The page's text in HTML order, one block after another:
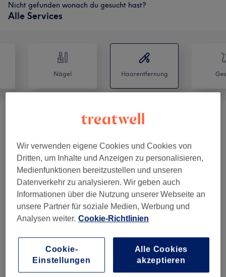
Nicht gefunden wonach du gesucht hast?
Alle Services
Nägel Haarentfernung
)
Damen - Sugaring (20) ab 10 €
Herren - Sugaring ( 8) ab 20 €
Damen - Waxing (8) ab 11 €
Damen - SHR Haarentfernung (16)
Herren - SHR Haarentfernung ab 30 €
Kosmetische Zahnaufhellung
Wir verwenden eigene Cookies und Cookies von
Dritten, um Inhalte und Anzeigen zu personalisieren,
Medienfunktionen bereitzustellen und unseren
Datenverkehr zu analysieren. Wir geben auch
Informationen über die Nutzung unserer Webseite an
unsere Partner für soziale Medien, Werbung und
Analysen weiter. Cookie-Richtlinien
Cookie-
Einstellungen
Alle Cookies
akzeptieren